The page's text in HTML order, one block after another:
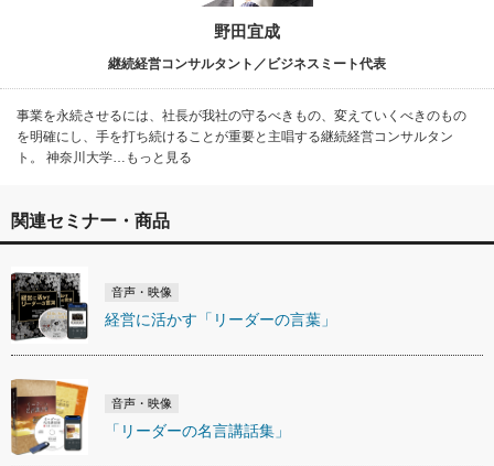
野田宜成
継続経営コンサルタント／ビジネスミート代表
事業を永続させるには、社長が我社の守るべきもの、変えていくべきのもの
を明確にし、手を打ち続けることが重要と主唱する継続経営コンサルタン
ト。 神奈川大学…もっと見る
関連セミナー・商品
音声・映像
経営に活かす「リーダーの言葉」
音声・映像
「リーダーの名言講話集」